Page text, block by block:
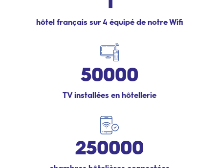
hôtel français sur 4 équipé de notre Wifi
50000
TV installées en hôtellerie
250000